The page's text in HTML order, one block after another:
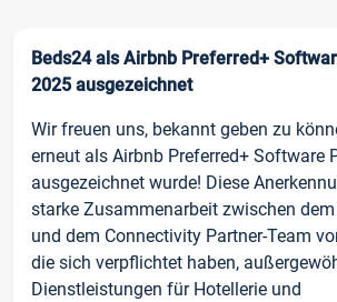
Beds24 als Airbnb Preferred+
2025 ausgezeichnet
Wir freuen uns, bekannt geben zu
erneut als Airbnb Preferred+ Software
ausgezeichnet wurde! Diese
starke Zusammenarbeit zwischen
und dem Connectivity Partner-Team
die sich verpflichtet haben,
Dienstleistungen für Hotellerie und